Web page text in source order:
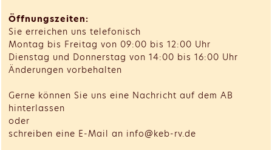
Öffnungszeiten:
Sie erreichen uns telefonisch
Montag bis Freitag von 09:00 bis 12:00 Uhr
Dienstag und Donnerstag von 14:00 bis 16:00 Uhr
Änderungen vorbehalten
Gerne können Sie uns eine Nachricht auf dem AB
hinterlassen
oder
schreiben eine E-Mail an info@keb-rv.de